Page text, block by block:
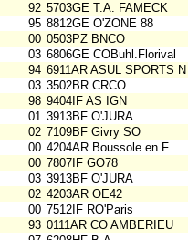
92 5703GE T.A. FAMECK
95 8812GE O'ZONE 88
00 0503PZ BNCO
03 6806GE COBuhl.Florival
94 6911AR ASUL SPORTS
03 3502BR CRCO
98 9404IF AS IGN
01 3913BF O'JURA
02 7109BF Givry SO
00 4204AR Boussole en F.
00 7807IF GO78
03 3913BF O'JURA
02 4203AR OE42
00 7512IF RO'Paris
93 0111AR CO AMBERIEU